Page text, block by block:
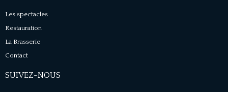
Les spectacles
Restauration
La Brasserie
Contact
SUIVEZ-NOUS